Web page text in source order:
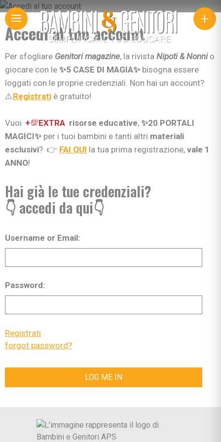
+
Accedi al tuo account
Per sfogliare Genitori magazine, la rivista Nipoti & Nonni o
giocare con le ✨5 CASE DI MAGIA✨ bisogna essere
loggati con le proprie credenziali. Non hai un account?
⚠️Registrati è gratuito!
Vuoi +💯EXTRA risorse educative, ✨20 PORTALI
MAGICI✨ per i tuoi bambini e tanti altri materiali
esclusivi? 👉 FAI QUI la tua prima registrazione, vale 1
ANNO!
Hai già le tue credenziali?
👇 accedi da qui👇
Username or Email:
Password:
Registrati
forgot password?